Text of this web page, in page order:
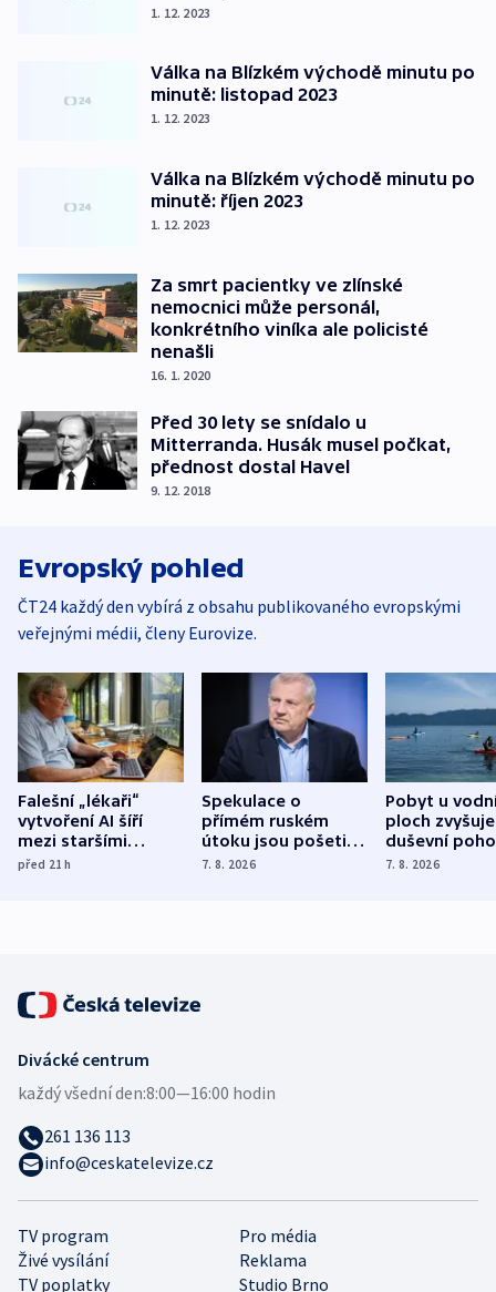
1. 12. 2023
Válka na Blízkém východě minutu po
minutě: listopad 2023
1. 12. 2023
Válka na Blízkém východě minutu po
minutě: říjen 2023
1. 12. 2023
Za smrt pacientky ve zlínské
nemocnici může personál,
konkrétního viníka ale policisté
nenašli
16. 1. 2020
Před 30 lety se snídalo u
Mitterranda. Husák musel počkat,
přednost dostal Havel
9. 12. 2018
Evropský pohled
ČT24 každý den vybírá z obsahu publikovaného evropskými
veřejnými médii, členy Eurovize.
Falešní „lékaři“
vytvoření AI šíří
mezi staršími
Poláky nebezpečné
před 21h
Spekulace o
přímém ruském
útoku jsou pošetilé,
míní estonský
7. 8. 2026
Pobyt u
ploch zvyšuje
duševní
ukázala
7. 8. 2026
TV program
Pro média
Živé vysílání
Reklama
TV poplatky
Studio Brno
Divácké centrum
každý všední den:8:00—16:00 hodin
261 136 113
info@ceskatelevize.cz